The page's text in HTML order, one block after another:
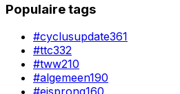
Populaire tags
#cyclusupdate361
#ttc332
#tww210
#algemeen190